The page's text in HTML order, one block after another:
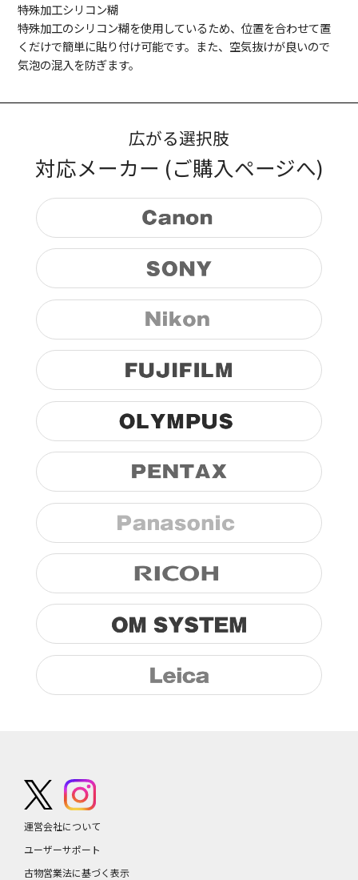
特殊加工シリコン糊
特殊加工のシリコン糊を使用しているため、位置を合わせて置
くだけで簡単に貼り付け可能です。また、空気抜けが良いので
気泡の混入を防ぎます。
広がる選択肢
対応メーカー (ご購入ページへ)
運営会社について
ユーザーサポート
古物営業法に基づく表示